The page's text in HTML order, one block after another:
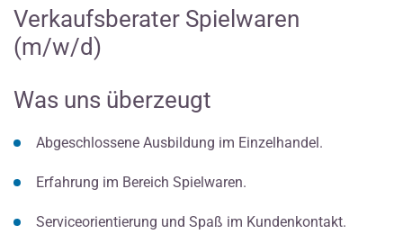
Verkaufsberater Spielwaren
(m/w/d)
Was uns überzeugt
Abgeschlossene Ausbildung im Einzelhandel.
Erfahrung im Bereich Spielwaren.
Serviceorientierung und Spaß im Kundenkontakt.